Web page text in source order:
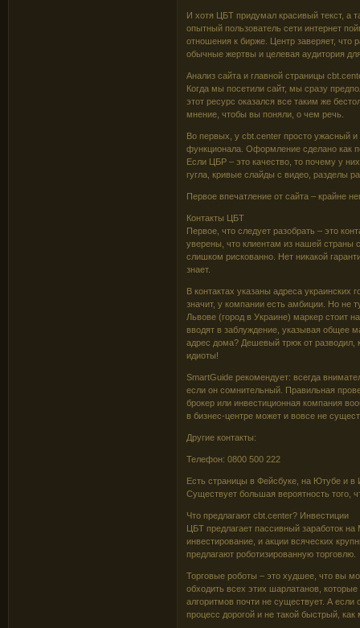
И хотя ЦБТ придумал красивый текст, а
опытный пользователь сети интернет
отношения к бирже. Центр заверяет, что
обычные жертвы и целевая аудитория
Анализ сайта и главной страницы
Когда мы посетили сайт, мы сразу
этот ресурс оказался все таким же
мнение, чтобы вы поняли, о чем речь.
Во первых, у cbt.center просто ужасный и
функционала. Оформление сделано как
Если ЦБР – это качество, то почему у
гугла, кривые слайды с видео, разделы
Первое впечатление от сайта – крайне
Контакты ЦБТ
Первое, что следует разобрать – это
уверены, что клиентам из нашей страны
слишком рискованно. Нет никакой
знает.
В контактах указаны адреса
значит, у компании есть амбиции. Но
Львове (город в Украине) маркер стоит
вводят в заблуждение, указывая общее
адрес дома? Дешевый трюк от разводил,
идиоты!
SmartGuide рекомендует: всегда
если он сомнительный. Правильная
брокер или инвестиционная компания
в бизнес-центре может и вовсе не
Другие контакты:
Телефон: 0800 500 222
Есть страницы в Фейсбуке, на Ютубе и в
Существует большая вероятность того,
Что предлагают cbt.center? Инвестиции
ЦБТ предлагает пассивный заработок
инвестирование, и акции всяческих
предлагают роботизированную торговлю.
Торговые роботы – это худшее, что вы
обходить всех этих шарлатанов,
алгоритмов почти не существует. А
процесс дорогой и не такой быстрый, как